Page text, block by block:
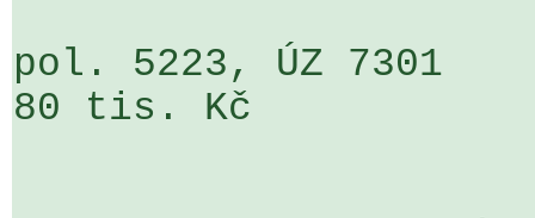
pol. 5223, ÚZ
80 tis. Kč